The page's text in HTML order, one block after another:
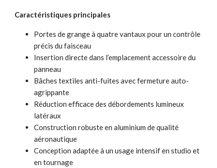
Caractéristiques principales
Portes de grange à quatre vantaux pour un contrôle
précis du faisceau
Insertion directe dans l’emplacement accessoire du
panneau
Bâches textiles anti-fuites avec fermeture auto-
agrippante
Réduction efficace des débordements lumineux
latéraux
Construction robuste en aluminium de qualité
aéronautique
Conception adaptée à un usage intensif en studio et
en tournage